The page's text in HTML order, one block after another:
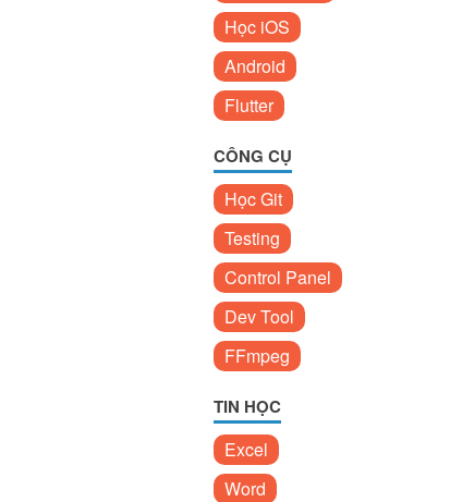
Học iOS
Android
Flutter
CÔNG CỤ
Học Git
Testing
Control Panel
Dev Tool
FFmpeg
TIN HỌC
Excel
Word